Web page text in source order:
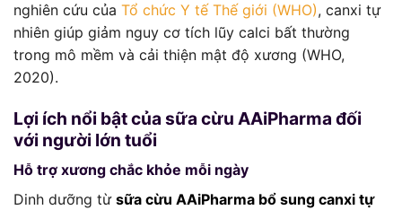
nghiên cứu của Tổ chức Y tế Thế giới (WHO), canxi tự
nhiên giúp giảm nguy cơ tích lũy calci bất thường
trong mô mềm và cải thiện mật độ xương (WHO,
2020).
Lợi ích nổi bật của sữa cừu AAiPharma đối
với người lớn tuổi
Hỗ trợ xương chắc khỏe mỗi ngày
Dinh dưỡng từ sữa cừu AAiPharma bổ sung canxi tự